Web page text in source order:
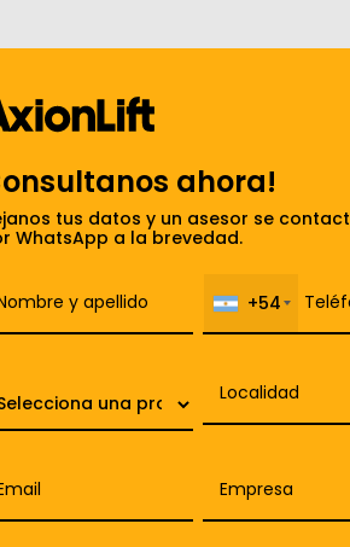
ahora!
tus datos y un asesor se
WhatsApp a la brevedad.
+54